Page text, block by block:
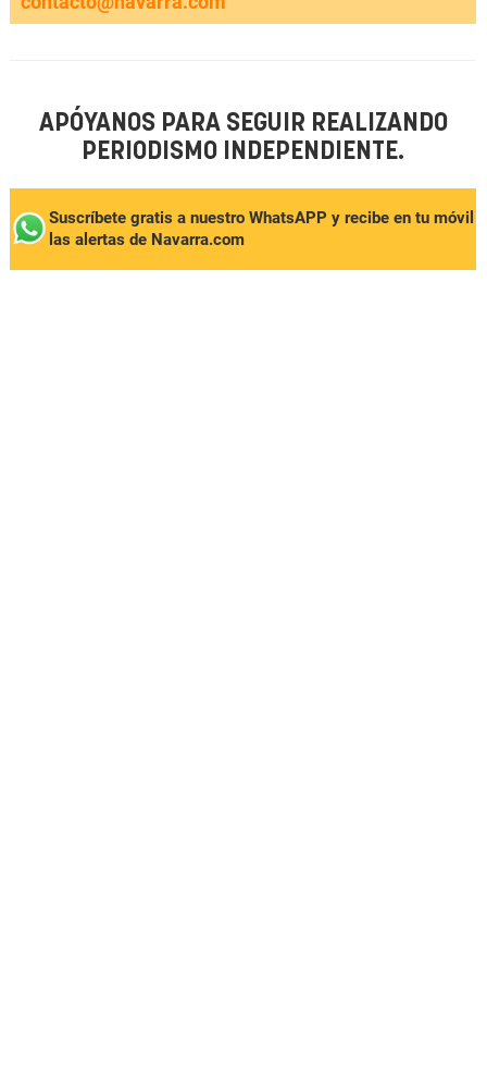
APÓYANOS PARA SEGUIR REALIZANDO
PERIODISMO INDEPENDIENTE.
Suscríbete gratis a nuestro WhatsAPP y recibe en tu móvil
las alertas de Navarra.com